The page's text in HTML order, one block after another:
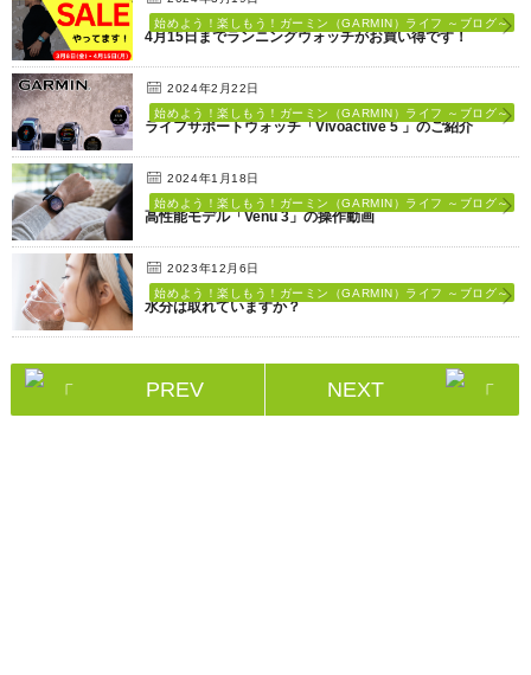
始めよう！楽しもう！ガーミン（GARMIN）ライフ ～ブログ～
4月15日までランニングウォッチがお買い得です！
2024年2月22日
始めよう！楽しもう！ガーミン（GARMIN）ライフ ～ブログ～
ライフサポートウォッチ「Vivoactive 5 」のご紹介
2024年1月18日
始めよう！楽しもう！ガーミン（GARMIN）ライフ ～ブログ～
高性能モデル「Venu 3」の操作動画
2023年12月6日
始めよう！楽しもう！ガーミン（GARMIN）ライフ ～ブログ～
水分は取れていますか？
PREV NEXT